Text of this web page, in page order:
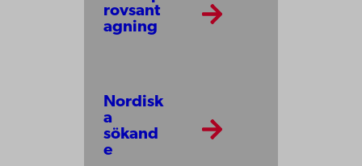
rovsant
agning
Nordisk
a
sökand
e